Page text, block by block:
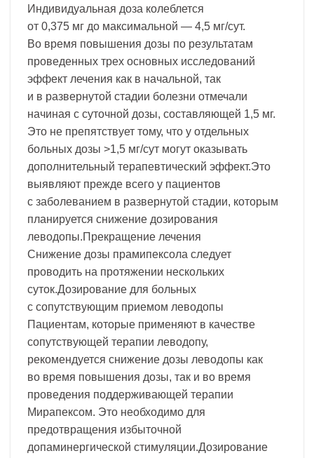
Индивидуальная доза колеблется
от 0,375 мг до максимальной — 4,5 мг/сут.
Во время повышения дозы по результатам
проведенных трех основных исследований
эффект лечения как в начальной, так
и в развернутой стадии болезни отмечали
начиная с суточной дозы, составляющей 1,5 мг.
Это не препятствует тому, что у отдельных
больных дозы >1,5 мг/сут могут оказывать
дополнительный терапевтический эффект.Это
выявляют прежде всего у пациентов
с заболеванием в развернутой стадии, которым
планируется снижение дозирования
леводопы.Прекращение лечения
Снижение дозы прамипексола следует
проводить на протяжении нескольких
суток.Дозирование для больных
с сопутствующим приемом леводопы
Пациентам, которые применяют в качестве
сопутствующей терапии леводопу,
рекомендуется снижение дозы леводопы как
во время повышения дозы, так и во время
проведения поддерживающей терапии
Мирапексом. Это необходимо для
предотвращения избыточной
допаминергической стимуляции.Дозирование